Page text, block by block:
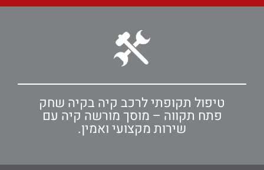
טיפול תקופתי לרכב קיה בקיה שחק
פתח תקווה – מוסך מורשה קיה עם
שירות מקצועי ואמין.